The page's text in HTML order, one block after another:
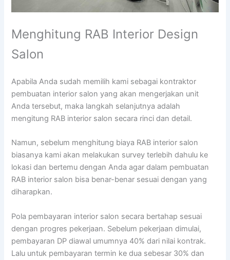
Menghitung RAB Interior Design
Salon
Apabila Anda sudah memilih kami sebagai kontraktor
pembuatan interior salon yang akan mengerjakan unit
Anda tersebut, maka langkah selanjutnya adalah
mengitung RAB interior salon secara rinci dan detail.
Namun, sebelum menghitung biaya RAB interior salon
biasanya kami akan melakukan survey terlebih dahulu ke
lokasi dan bertemu dengan Anda agar dalam pembuatan
RAB interior salon bisa benar-benar sesuai dengan yang
diharapkan.
Pola pembayaran interior salon secara bertahap sesuai
dengan progres pekerjaan. Sebelum pekerjaan dimulai,
pembayaran DP diawal umumnya 40% dari nilai kontrak.
Lalu untuk pembayaran termin ke dua sebesar 30% dan